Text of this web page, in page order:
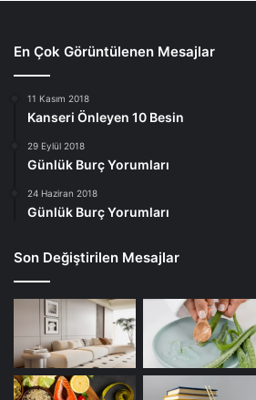
En Çok Görüntülenen Mesajlar
11 Kasım 2018
Kanseri Önleyen 10 Besin
29 Eylül 2018
Günlük Burç Yorumları
24 Haziran 2018
Günlük Burç Yorumları
Son Değiştirilen Mesajlar